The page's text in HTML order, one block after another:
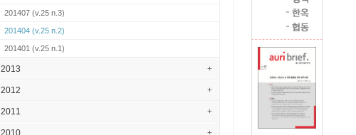
201407 (v.25 n.3)
201404 (v.25 n.2)
201401 (v.25 n.1)
2013 +
2012 +
2011 +
2010 +